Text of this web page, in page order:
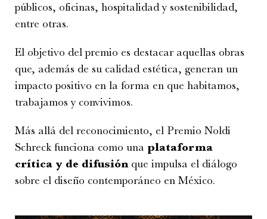
públicos, oficinas, hospitalidad y sostenibilidad,
entre otras.
El objetivo del premio es destacar aquellas obras
que, además de su calidad estética, generan un
impacto positivo en la forma en que habitamos,
trabajamos y convivimos.
Más allá del reconocimiento, el Premio Noldi
Schreck funciona como una plataforma
crítica y de difusiónque impulsa el diálogo
sobre el diseño contemporáneo en México.